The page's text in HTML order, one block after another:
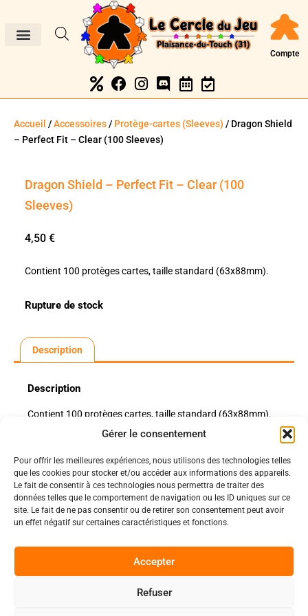
Gérer le consentement
Pour offrir les meilleures expériences, nous utilisons des technologies telles
que les cookies pour stocker et/ou accéder aux informations des appareils.
Le fait de consentir à ces technologies nous permettra de traiter des
données telles que le comportement de navigation ou les ID uniques sur ce
site. Le fait de ne pas consentir ou de retirer son consentement peut avoir
un effet négatif sur certaines caractéristiques et fonctions.
Accepter
Refuser
Compte
Accueil /Accessoires/ Protège-cartes (Sleeves) / Dragon Shield
– Perfect Fit – Clear (100 Sleeves)
Dragon Shield – Perfect Fit – Clear (100
Sleeves)
4,50 €
Contient 100 protèges cartes, taille standard (63x88mm).
Rupture de stock
Description
Description
Contient 100 protèges cartes, taille standard (63x88mm).
Nos pages
Nos évènements
Nous contacter
Politiques
Politique de confidentialité
Nos conditions de vente et livraison
Code de conduite